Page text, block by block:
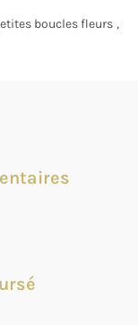
boucles fleurs ,